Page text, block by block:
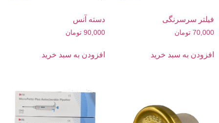
فیلتر سرسرنگی
70,000 تومان
افزودن به سبد خرید
دسته آنس
90,000 تومان
افزودن به سبد خرید